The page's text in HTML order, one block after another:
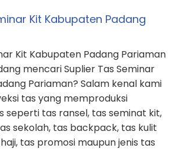
Kit Kabupaten Padang
Kit Kabupaten Padang Pariaman
mencari Suplier Tas Seminar
Pariaman? Salam kenal kami
tas yang memproduksi
seperti tas ransel, tas seminat kit,
sekolah, tas backpack, tas kulit
tas promosi maupun jenis tas